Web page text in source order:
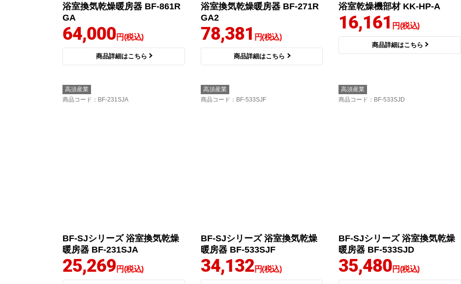
浴室換気乾燥暖房器 BF-861R
GA
64,000円(税込)
商品詳細はこちら
浴室換気乾燥暖房器 BF-271R
GA2
78,381 円(税込)
商品詳細はこちら
浴室乾燥機部材 KK-HP-A
16,161 円(税込)
商品詳細はこちら
高須産業
商品コード ：BF-231SJA
BF-SJシリーズ 浴室換気乾燥
暖房器 BF-231SJA
25,269円(税込)
高須産業
商品コード ：BF-533SJF
BF-SJシリーズ 浴室換気乾燥
暖房器 BF-533SJF
34,132円(税込)
高須産業
商品コード ：BF-533SJD
BF-SJシリーズ 浴室換気乾燥
暖房器 BF-533SJD
35,480円(税込)